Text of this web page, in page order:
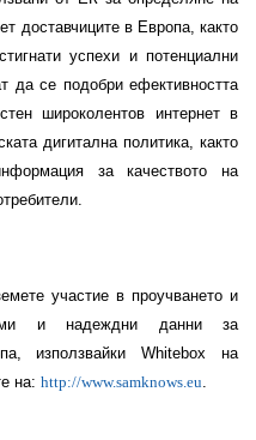
доставчиците в Европа, както
успехи и потенциални
да се подобри ефективността
широколентов интернет в
дигитална политика, както
за качеството на
участие в проучването и
и надеждни данни за
, използвайки Whitebox на
на: http://www.samknows.eu.